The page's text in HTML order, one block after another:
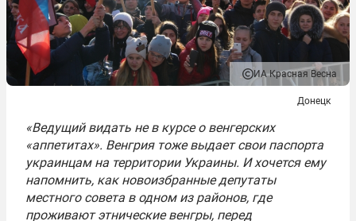
ИА Красная Весна
Донецк
«Ведущий видать не в курсе о венгерских
«аппетитах». Венгрия тоже выдает свои паспорта
украинцам на территории Украины. И хочется ему
напомнить, как новоизбранные депутаты
местного совета в одном из районов, где
проживают этнические венгры, перед